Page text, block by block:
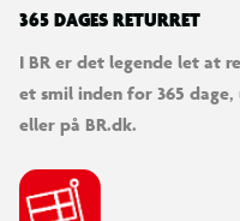
365 DAGES RETURRET
I BR er det legende let at
et smil inden for 365
eller på BR.dk.